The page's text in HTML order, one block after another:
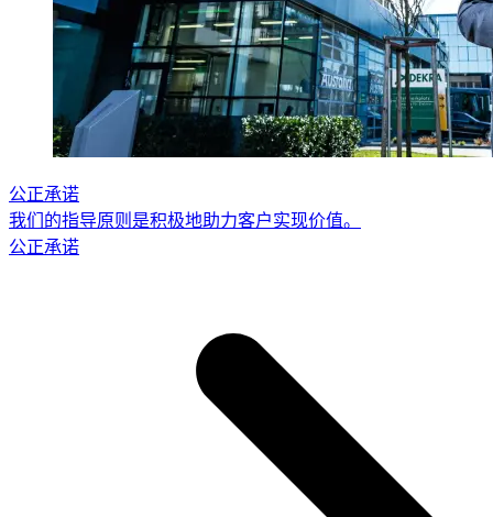
公正承诺
我们的指导原则是积极地助力客户实现价值。
公正承诺